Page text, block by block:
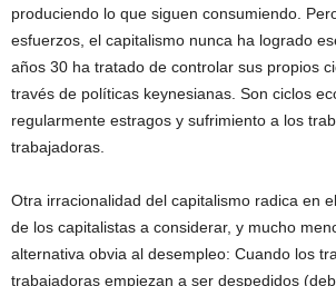
produciendo lo que siguen consumiendo.
esfuerzos, el capitalismo nunca ha logrado
años 30 ha tratado de controlar sus propios
través de políticas keynesianas. Son ciclos
regularmente estragos y sufrimiento a los
trabajadoras.
Otra irracionalidad del capitalismo radica en
de los capitalistas a considerar, y mucho
alternativa obvia al desempleo: Cuando los
trabajadoras empiezan a ser despedidos